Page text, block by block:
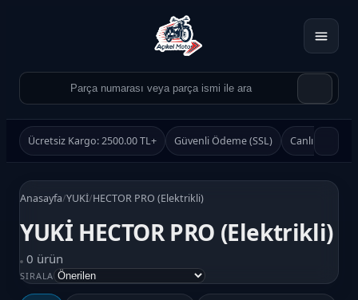
Ücretsiz Kargo: 2500.00 TL+ Güvenli Ödeme (SSL) Canlı Destek
Ürün Ara
Anasayfa/YUKİ/HECTOR PRO (Elektrikli)
YUKİ HECTOR PRO (Elektrikli)
0 ürün
SIRALA